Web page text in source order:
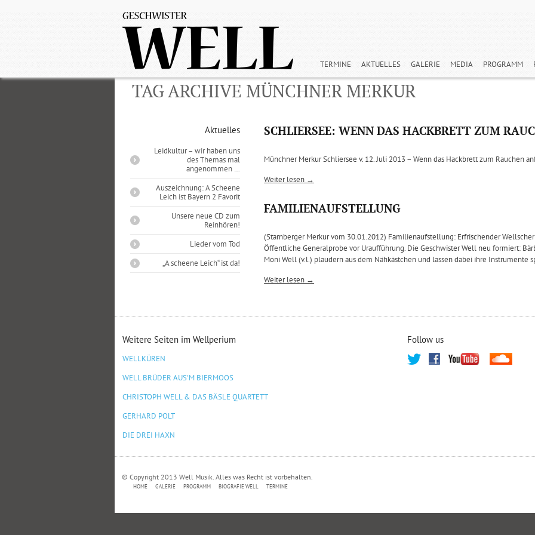
TERMINE AKTUELLES GALERIE MEDIA PROGRAMM
TAG ARCHIVE MÜNCHNER MERKUR
SCHLIERSEE: WENN DAS HACKBRETT ZUM
Münchner Merkur Schliersee v. 12. Juli 2013 – Wenn das Hackbrett zum Rauchen
Weiter lesen →
FAMILIENAUFSTELLUNG
(Starnberger Merkur vom 30.01.2012) Familienaufstellung: Erfrischender
Öffentliche Generalprobe vor Uraufführung. Die Geschwister Well neu formiert:
Moni Well (v.l.) plaudern aus dem Nähkästchen und lassen dabei ihre Instrumente
Weiter lesen →
Aktuelles
Leidkultur – wir haben uns
des Themas mal
angenommen …
Auszeichnung: A Scheene
Leich ist Bayern 2 Favorit
Unsere neue CD zum
Reinhören!
Lieder vom Tod
„A scheene Leich“ ist da!
Weitere Seiten im Wellperium
WELLKÜREN
WELL BRÜDER AUS'M BIERMOOS
CHRISTOPH WELL & DAS BÄSLE QUARTETT
GERHARD POLT
DIE DREI HAXN
Follow us
© Copyright 2013 Well Musik. Alles was Recht ist vorbehalten.
HOME GALERIE PROGRAMM BIOGRAFIE WELL TERMINE